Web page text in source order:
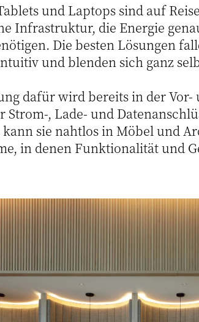
und Laptops sind auf
Infrastruktur, die Energie
Die besten Lösungen
und blenden sich ganz
dafür wird bereits in der
Strom-, Lade- und
sie nahtlos in Möbel und
in denen Funktionalität und